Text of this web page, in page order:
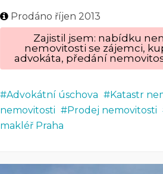
Prodáno říjen 2013
Zajistil jsem: nabídku
nemovitosti se zájemci,
advokáta, předání
Advokátní úschova Katastr
nemovitosti
Prodej nemovitosti
makléř Praha